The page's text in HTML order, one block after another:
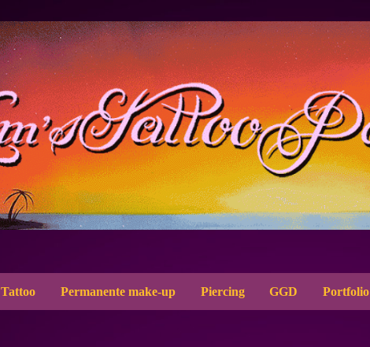
Tattoo Permanente make-up Piercing GGD Portfolio